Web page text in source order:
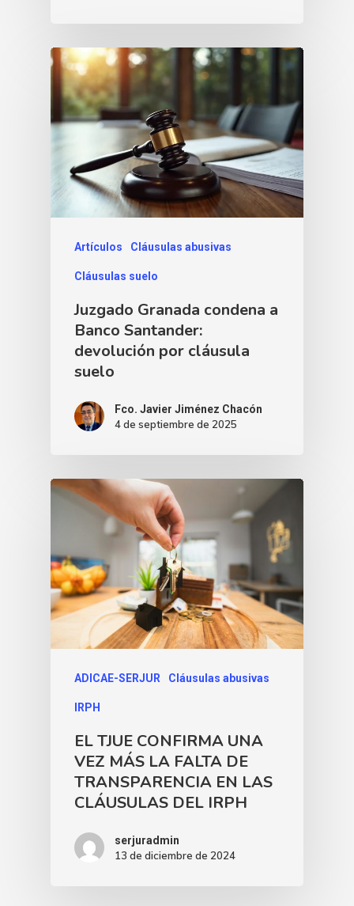
Artículos Cláusulas abusivas
Cláusulas suelo
Juzgado Granada condena a
Banco Santander:
devolución por cláusula
suelo
Fco. Javier Jiménez Chacón
4 de septiembre de 2025
ADICAE-SERJUR Cláusulas abusivas
IRPH
EL TJUE CONFIRMA UNA
VEZ MÁS LA FALTA DE
TRANSPARENCIA EN LAS
CLÁUSULAS DEL IRPH
serjuradmin
13 de diciembre de 2024